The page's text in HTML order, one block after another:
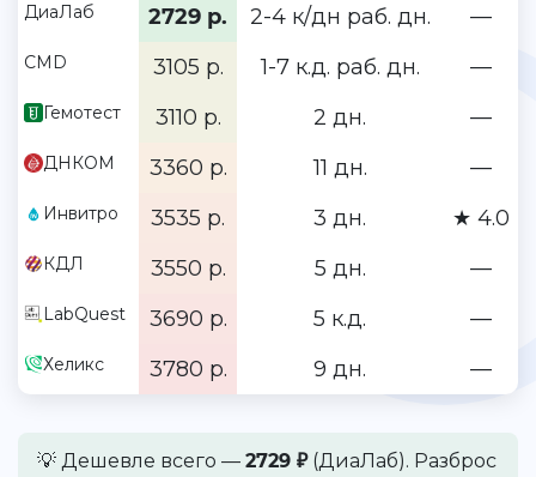
ДиаЛаб 2729 р. 2-4 к/дн раб. дн. —
CMD 3105 р. 1-7 к.д. раб. дн. —
Гемотест 3110 р. 2 дн. —
ДНКОМ 3360 р. 11 дн. —
Инвитро 3535 р. 3 дн. ★ 4.0
КДЛ 3550 р. 5 дн. —
LabQuest 3690 р. 5 к.д. —
Хеликс 3780 р. 9 дн. —
💡 Дешевле всего — 2729 ₽(ДиаЛаб). Разброс